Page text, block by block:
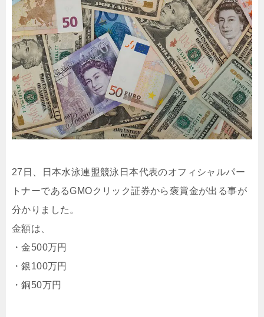
27日、日本水泳連盟競泳日本代表のオフィシャルパー
トナーであるGMOクリック証券から褒賞金が出る事が
分かりました。
金額は、
・金500万円
・銀100万円
・銅50万円